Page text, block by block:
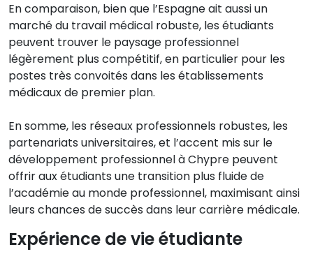
En comparaison, bien que l’Espagne ait aussi un
marché du travail médical robuste, les étudiants
peuvent trouver le paysage professionnel
légèrement plus compétitif, en particulier pour les
postes très convoités dans les établissements
médicaux de premier plan.
En somme, les réseaux professionnels robustes, les
partenariats universitaires, et l’accent mis sur le
développement professionnel à Chypre peuvent
offrir aux étudiants une transition plus fluide de
l’académie au monde professionnel, maximisant ainsi
leurs chances de succès dans leur carrière médicale.
Expérience de vie étudiante